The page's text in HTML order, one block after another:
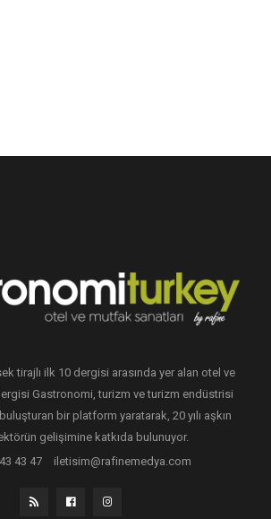
tirajlı ilk 10 dergisi arasında yer alan otel ve
Gastronomi, turizm ve turizm endüstrisi
bir platform yaratarak, 20 yılı aşkın
gelişimine katkıda bulunuyor.
43 47
iletisim@rafinemedya.com